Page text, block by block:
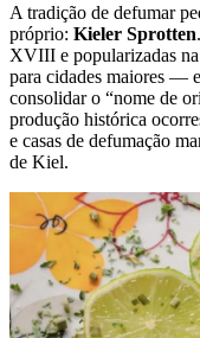
A tradição de defumar
próprio: Kieler Sprotten
XVIII e popularizadas na
para cidades maiores —
consolidar o “nome de
produção histórica
e casas de defumação
de Kiel.